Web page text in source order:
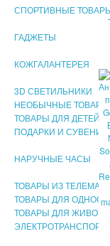
СПОРТИВНЫЕ
ГАДЖЕТЫ
КОЖГАЛАНТЕРЕЯ
3D СВЕТИЛЬНИКИ
НЕОБЫЧНЫЕ
ТОВАРЫ ДЛЯ ДЕТЕЙ
ПОДАРКИ И
НАРУЧНЫЕ ЧАСЫ
ТОВАРЫ ИЗ
ТОВАРЫ ДЛЯ
ТОВАРЫ ДЛЯ
ЭЛЕКТРОТРАНСПОРТ